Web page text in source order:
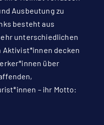
Ausbeutung zu
besteht aus
unterschiedlichen
Aktivist*innen decken
über
– ihr Motto: